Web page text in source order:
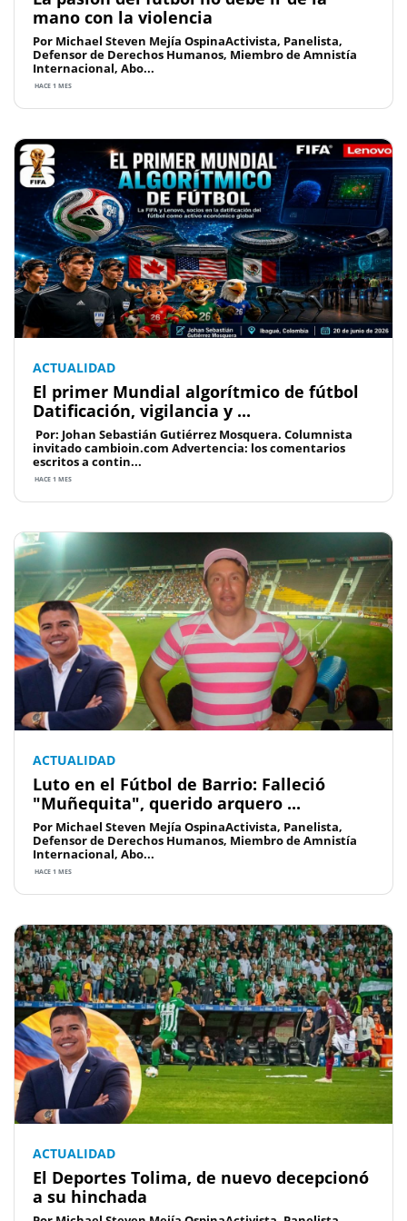
mano con la violencia
Por Michael Steven Mejía OspinaActivista, Panelista,
Defensor de Derechos Humanos, Miembro de Amnistía
Internacional, Abo...
HACE 1 MES
ACTUALIDAD
El primer Mundial algorítmico de fútbol
Datificación, vigilancia y ...
Por: Johan Sebastián Gutiérrez Mosquera. Columnista
invitado cambioin.com Advertencia: los comentarios
escritos a contin...
HACE 1 MES
ACTUALIDAD
Luto en el Fútbol de Barrio: Falleció
"Muñequita", querido arquero ...
Por Michael Steven Mejía OspinaActivista, Panelista,
Defensor de Derechos Humanos, Miembro de Amnistía
Internacional, Abo...
HACE 1 MES
ACTUALIDAD
El Deportes Tolima, de nuevo decepcionó
a su hinchada